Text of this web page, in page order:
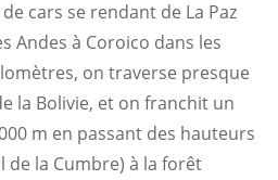
cars se rendant de La Paz
Andes à Coroico dans les
on traverse presque
la Bolivie, et on franchit un
m en passant des hauteurs
de la Cumbre) à la forêt